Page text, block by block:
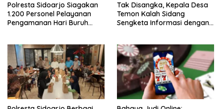
Polresta Sidoarjo Siagakan
1.200 Personel Pelayanan
Pengamanan Hari Buruh
Tak Disangka, Kepala Desa
Temon Kalah Sidang
Sengketa Informasi dengan